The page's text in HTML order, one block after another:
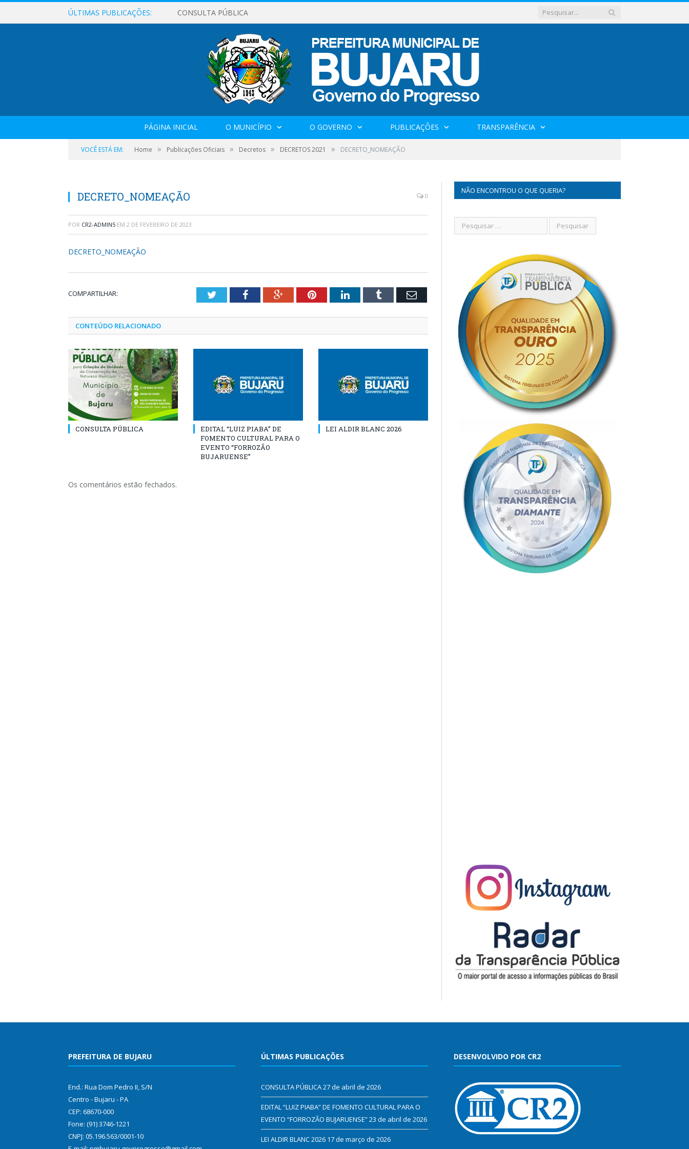
ÚLTIMAS PUBLICAÇÕES: CONSULTA PÚBLICA
PÁGINA INICIAL O MUNICÍPIO O GOVERNO PUBLICAÇÕES TRANSPARÊNCIA
VOCÊ ESTÁ EM: Home » Publicações Oficiais » Decretos » DECRETOS 2021 » DECRETO_NOMEAÇÃO
DECRETO_NOMEAÇÃO 0
POR CR2-ADMIN5 EM 2 DE FEVEREIRO DE 2023
DECRETO_NOMEAÇÃO
COMPARTILHAR: TwitterFacebookGoogle+PinterestLinkedInTumblr Email
CONTEÚDO RELACIONADO
CONSULTA PÚBLICA
EDITAL “LUIZ PIABA” DE
FOMENTO CULTURAL PARA O
EVENTO “FORROZÃO
BUJARUENSE”
LEI ALDIR BLANC 2026
Os comentários estão fechados.
NÃO ENCONTROU O QUE QUERIA?
PREFEITURA DE BUJARU
End.: Rua Dom Pedro II, S/N
Centro - Bujaru - PA
CEP: 68670-000
Fone: (91) 3746-1221
CNPJ: 05.196.563/0001-10
ÚLTIMAS PUBLICAÇÕES
CONSULTA PÚBLICA27 de abril de 2026
EDITAL “LUIZ PIABA” DE FOMENTO CULTURAL PARA O
EVENTO “FORROZÃO BUJARUENSE”23 de abril de 2026
LEI ALDIR BLANC 2026 17 de março de 2026
DESENVOLVIDO POR CR2